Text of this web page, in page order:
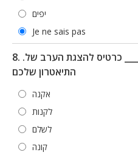
יפים
Je ne sais pas
8. .שלום. אני רוצה __________ כרטיס להצגת הערב של
התיאטרון שלכם
אקנה
לקנות
לשלם
קונה